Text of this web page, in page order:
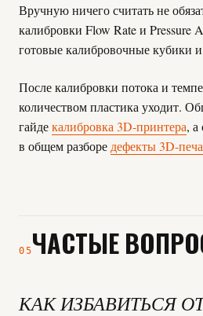
Вручную ничего считать не
калибровки Flow Rate и Pressure
готовые калибровочные кубики
После калибровки потока и
количеством пластика уходит.
гайдекалибровка 3D-принтера, а
в общем разборе дефекты 3D-
05ЧАСТЫЕ
КАК ИЗБАВИТЬСЯ